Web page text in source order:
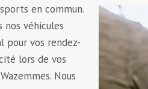
en commun.
véhicules
pour vos rendez-
lors de vos
Nous